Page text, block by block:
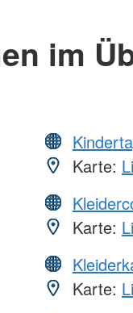
im
Karte:
Karte:
Karte: